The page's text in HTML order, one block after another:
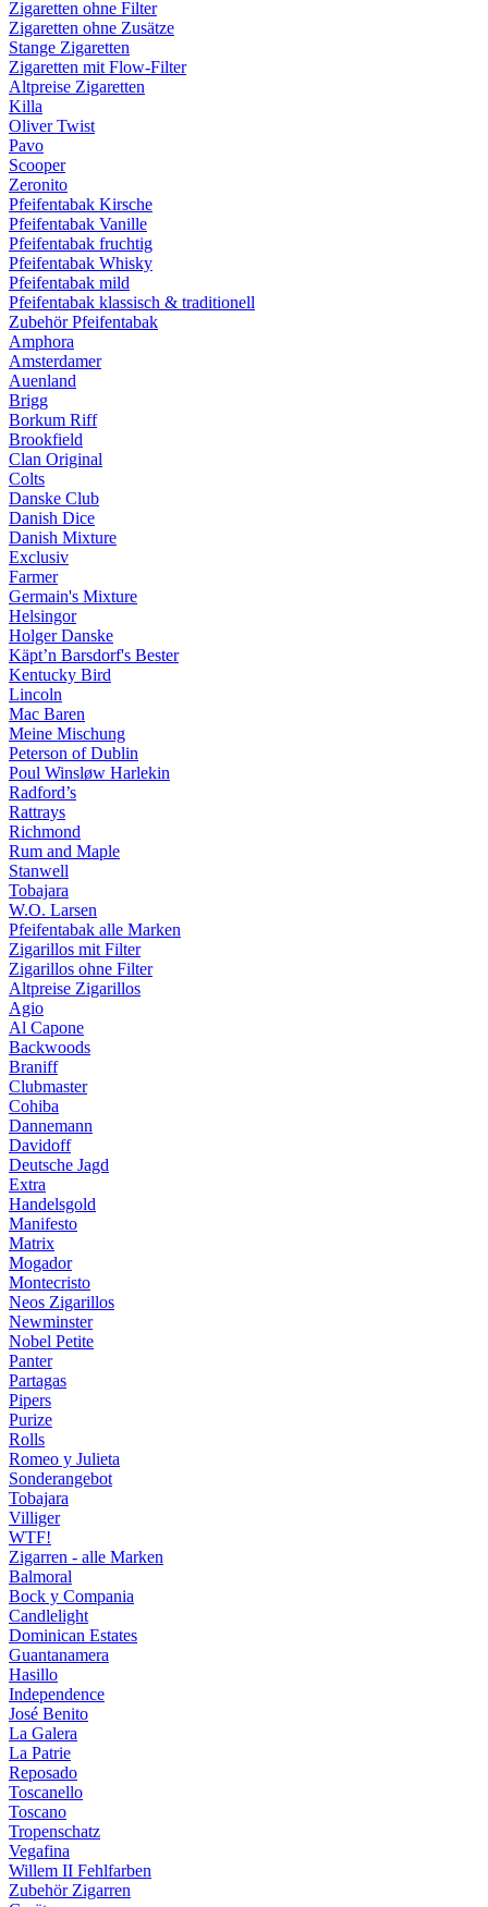
Zigaretten ohne Filter
Zigaretten ohne Zusätze
Stange Zigaretten
Zigaretten mit Flow-Filter
Altpreise Zigaretten
Killa
Oliver Twist
Pavo
Scooper
Zeronito
Pfeifentabak Kirsche
Pfeifentabak Vanille
Pfeifentabak fruchtig
Pfeifentabak Whisky
Pfeifentabak mild
Pfeifentabak klassisch & traditionell
Zubehör Pfeifentabak
Amphora
Amsterdamer
Auenland
Brigg
Borkum Riff
Brookfield
Clan Original
Colts
Danske Club
Danish Dice
Danish Mixture
Exclusiv
Farmer
Germain's Mixture
Helsingor
Holger Danske
Käpt’n Barsdorf's Bester
Kentucky Bird
Lincoln
Mac Baren
Meine Mischung
Peterson of Dublin
Poul Winsløw Harlekin
Radford’s
Rattrays
Richmond
Rum and Maple
Stanwell
Tobajara
W.O. Larsen
Pfeifentabak alle Marken
Zigarillos mit Filter
Zigarillos ohne Filter
Altpreise Zigarillos
Agio
Al Capone
Backwoods
Braniff
Clubmaster
Cohiba
Dannemann
Davidoff
Deutsche Jagd
Extra
Handelsgold
Manifesto
Matrix
Mogador
Montecristo
Neos Zigarillos
Newminster
Nobel Petite
Panter
Partagas
Pipers
Purize
Rolls
Romeo y Julieta
Sonderangebot
Tobajara
Villiger
WTF!
Zigarren - alle Marken
Balmoral
Bock y Compania
Candlelight
Dominican Estates
Guantanamera
Hasillo
Independence
José Benito
La Galera
La Patrie
Reposado
Toscanello
Toscano
Tropenschatz
Vegafina
Willem II Fehlfarben
Zubehör Zigarren